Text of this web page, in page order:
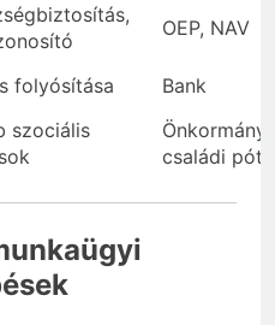
OEP, NAV
folyósítása
Bank
szociális
családi